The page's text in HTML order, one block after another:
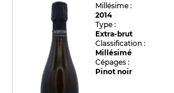
Millésime :
2014
Type :
Extra-brut
Classification :
Millésimé
Cépages :
Pinot noir